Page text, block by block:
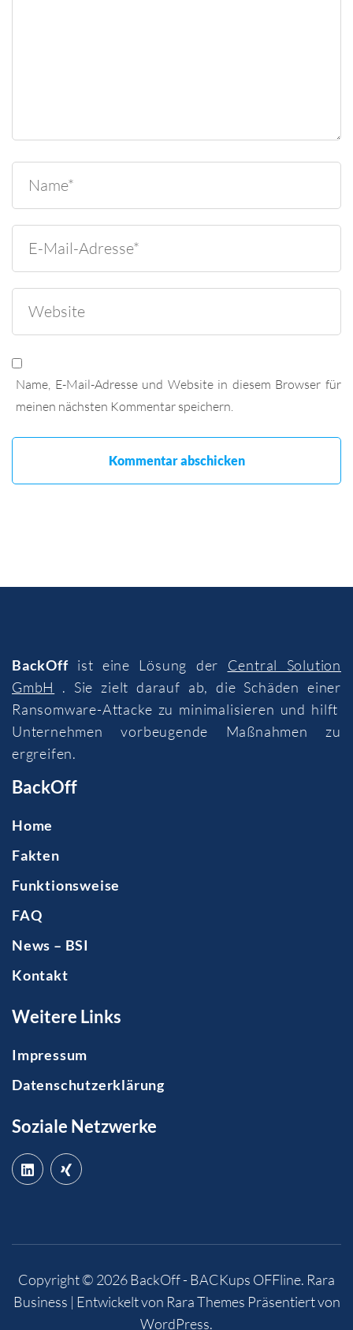
Name, E-Mail-Adresse und Website in diesem Browser für
meinen nächsten Kommentar speichern.
BackOffist eine Lösung der Central Solution
GmbH
. Sie zielt darauf ab, die Schäden einer
Ransomware-Attacke zu minimalisieren und hilft
Unternehmen vorbeugende Maßnahmen zu
ergreifen.
BackOff
Home
Fakten
Funktionsweise
FAQ
News – BSI
Kontakt
Weitere Links
Impressum
Datenschutzerklärung
Soziale Netzwerke
Copyright © 2026BackOff - BACKups OFFline. Rara
Business | Entwickelt von Rara Themes Präsentiert von
WordPress.